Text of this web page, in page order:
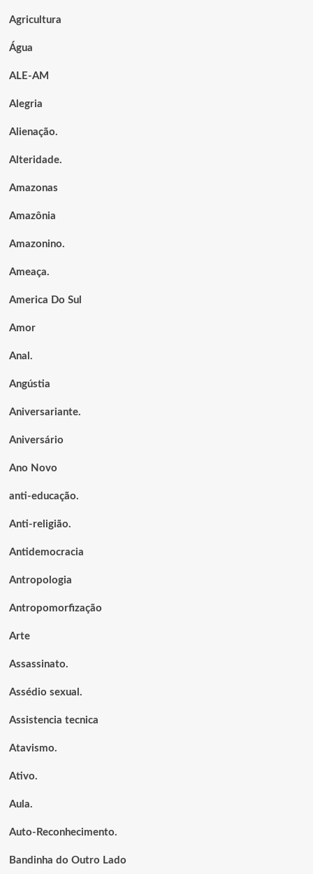
Agricultura
Água
ALE-AM
Alegria
Alienação.
Alteridade.
Amazonas
Amazônia
Amazonino.
Ameaça.
America Do Sul
Amor
Anal.
Angústia
Aniversariante.
Aniversário
Ano Novo
anti-educação.
Anti-religião.
Antidemocracia
Antropologia
Antropomorfização
Arte
Assassinato.
Assédio sexual.
Assistencia tecnica
Atavismo.
Ativo.
Aula.
Auto-Reconhecimento.
Bandinha do Outro Lado